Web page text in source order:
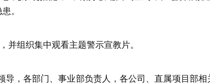
。
并组织集中观看主题警示宣教片。
导，各部门、事业部负责人，各公司、直属项目部相